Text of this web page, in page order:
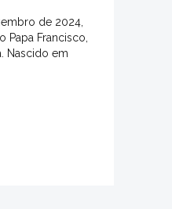
de 2024,
Francisco,
Nascido em